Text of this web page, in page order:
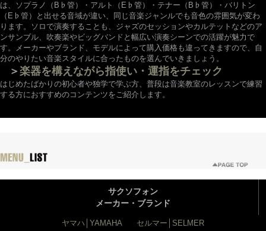
は、ソプラノ（B♭管）・アルト（E♭管）・テナー（B♭管）・バリトン
（E♭管）と出せる音域が違い、同じ音楽ジャンルでも音色の雰囲気が変わ
ります。ソロで演奏することも、ジャズのセッションやカルテットなどのア
ンサンブル、吹奏楽やビッグバンドと幅広い演奏シーンでの活躍が魅力で
す。メーカーやブランド、モデルによって購入価格も違ってきますので、自
分のやりたい音楽スタイルに合ったものを選んでいきましょう。
＞ 楽器を構えながら指使い・運指をチェック
はじめたばかりの初心者や独学で学ぶ方、普段は音楽教室のレッスンで練習
する方におすすめのコンテンツをご紹介します。
サクソフォン
メーカー・ブランド
ヤマハ│YAMAHA
セルマー│SELMER